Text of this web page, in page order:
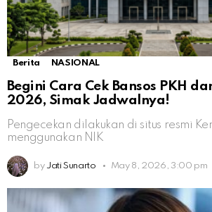
Berita NASIONAL
Begini Cara Cek Bansos PKH
2026, Simak Jadwalnya!
Pengecekan dilakukan di situs resmi
menggunakan NIK
by Jati Sunarto May 8, 2026, 3:00 pm